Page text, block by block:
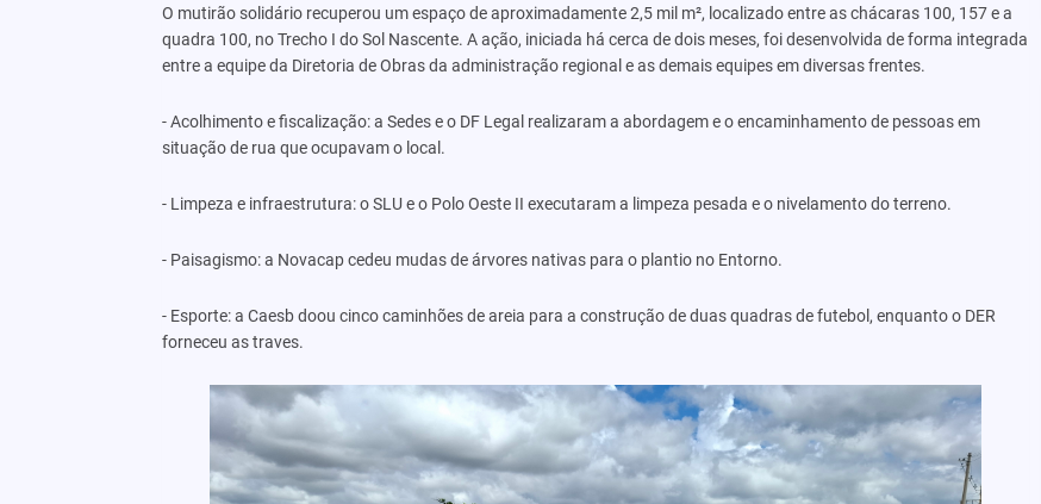
O mutirão solidário recuperou um espaço de aproximadamente 2,5 mil m², localizado entre as chácaras 100, 157 e a
quadra 100, no Trecho I do Sol Nascente. A ação, iniciada há cerca de dois meses, foi desenvolvida de forma integrada
entre a equipe da Diretoria de Obras da administração regional e as demais equipes em diversas frentes.
- Acolhimento e fiscalização: a Sedes e o DF Legal realizaram a abordagem e o encaminhamento de pessoas em
situação de rua que ocupavam o local.
- Limpeza e infraestrutura: o SLU e o Polo Oeste II executaram a limpeza pesada e o nivelamento do terreno.
- Paisagismo: a Novacap cedeu mudas de árvores nativas para o plantio no Entorno.
- Esporte: a Caesb doou cinco caminhões de areia para a construção de duas quadras de futebol, enquanto o DER
forneceu as traves.